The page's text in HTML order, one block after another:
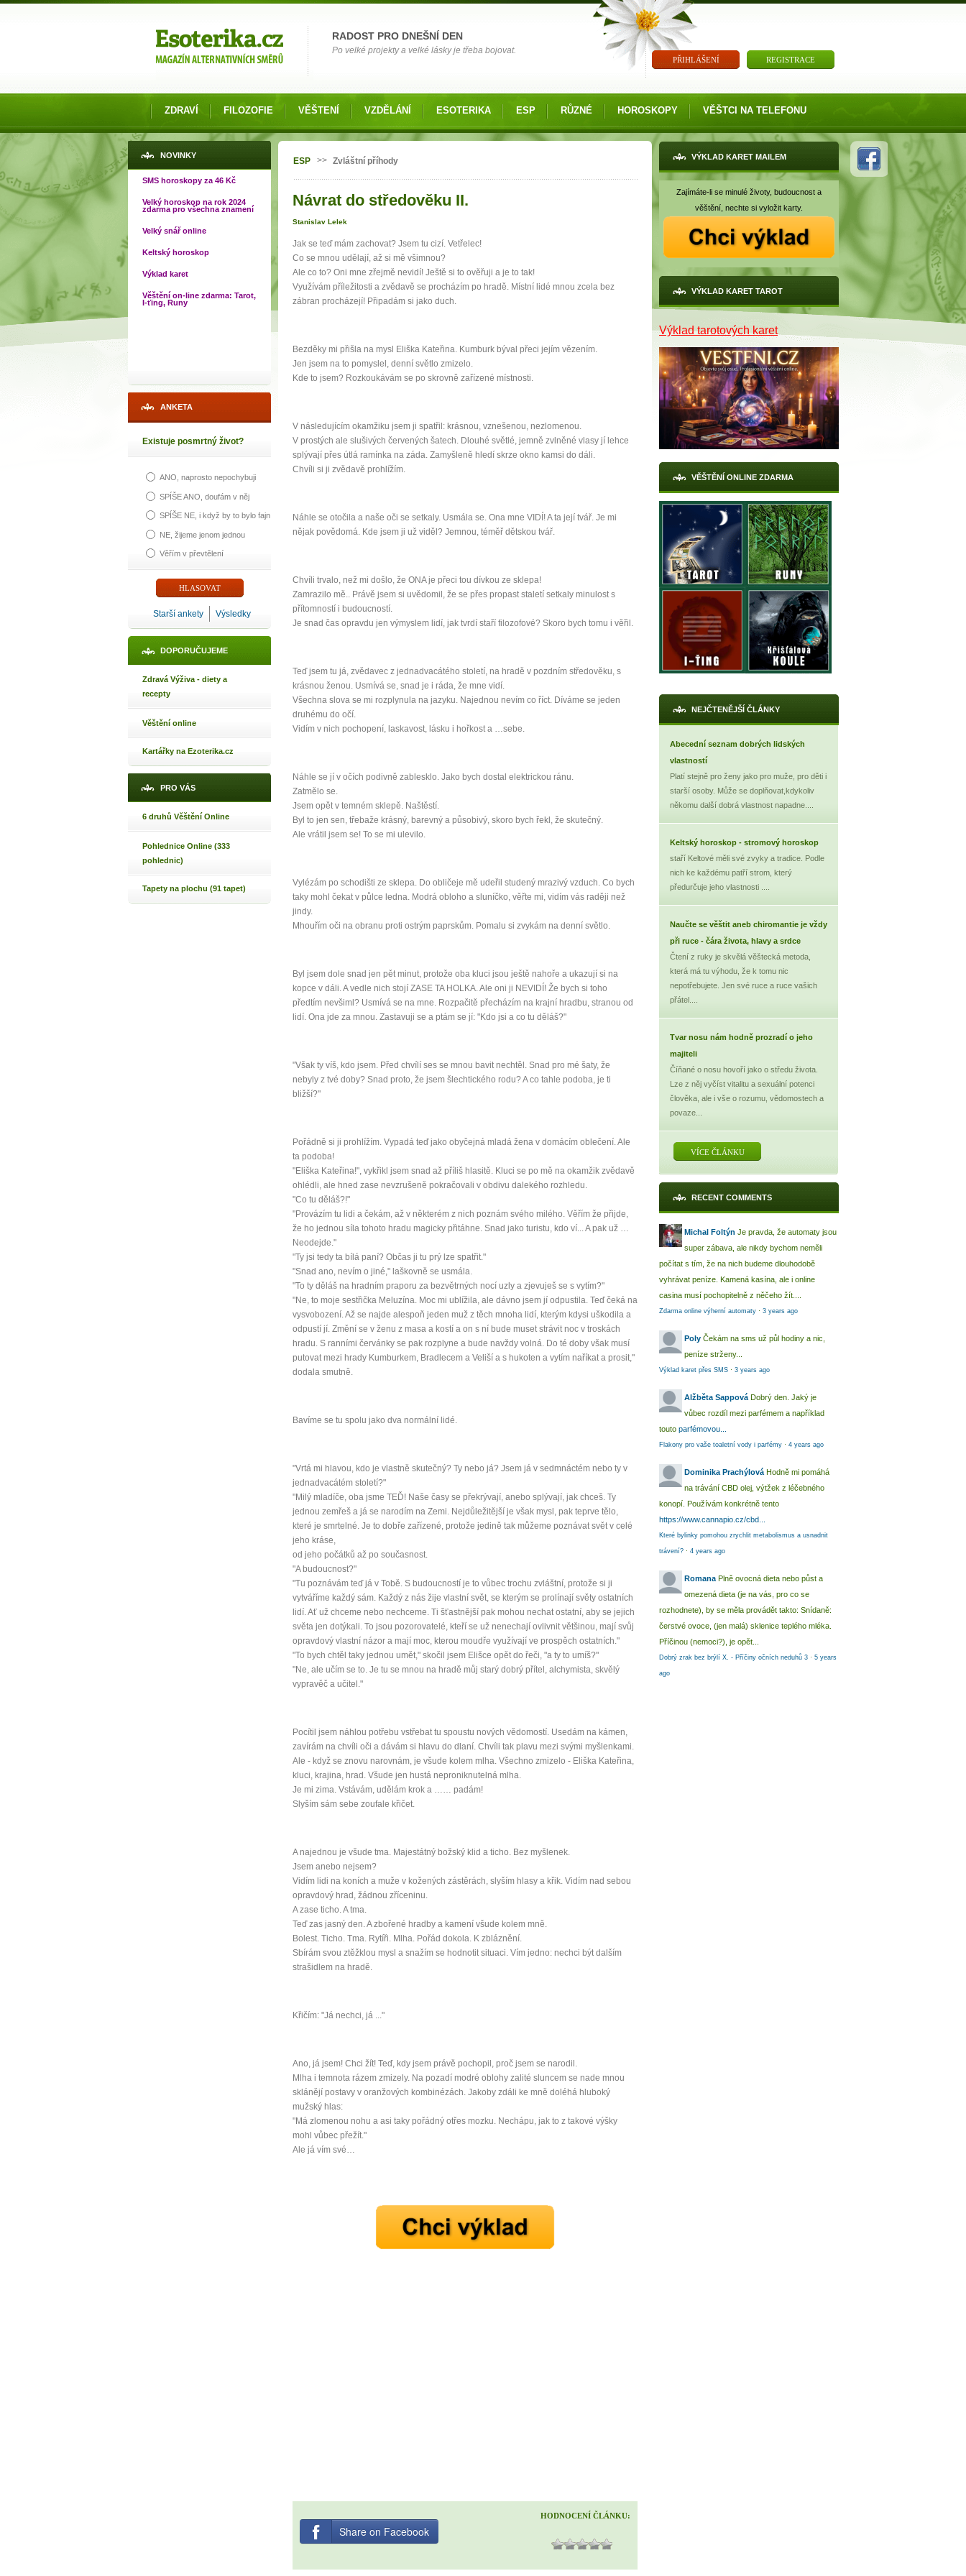
10 tipů pro zdravý a
plnohodnotný život
Máte pocit, že jste unaveni hned jak ráno vstanete?
Nemusí to tak být - ZJISTĚTE ZDARMA!
Jak vnést do života rovnováhu
Jak být šťastnější
RADOST PRO DNEŠNÍ DEN
Po velké projekty a velké lásky je třeba bojovat.
PŘIHLÁŠENÍ REGISTRACE
ZDRAVÍ FILOZOFIE VĚŠTENÍ VZDĚLÁNÍ ESOTERIKA ESP RŮZNÉ HOROSKOPY VĚŠTCI NA TELEFONU
NOVINKY
SMS horoskopy za 46 Kč
Velký horoskop na rok 2024
zdarma pro všechna znamení
Velký snář online
Keltský horoskop
Výklad karet
Věštění on-line zdarma: Tarot,
I-ťing, Runy
ANKETA
Existuje posmrtný život?
ANO, naprosto nepochybuji
SPÍŠE ANO, doufám v něj
SPÍŠE NE, i když by to bylo fajn
NE, žijeme jenom jednou
Věřím v převtělení
Starší ankety Výsledky
DOPORUČUJEME
Zdravá Výživa - diety a
recepty
Věštění online
Kartářky na Ezoterika.cz
PRO VÁS
6 druhů Věštění Online
Pohlednice Online (333
pohlednic)
Tapety na plochu (91 tapet)
Jste zde
ESP >> Zvláštní příhody
Návrat do středověku II.
Stanislav Lelek
Jak se teď mám zachovat? Jsem tu cizí. Vetřelec!
Co se mnou udělají, až si mě všimnou?
Ale co to? Oni mne zřejmě nevidí! Ještě si to ověřuji a je to tak!
Využívám příležitosti a zvědavě se procházím po hradě. Místní lidé mnou zcela bez
zábran procházejí! Připadám si jako duch.
Bezděky mi přišla na mysl Eliška Kateřina. Kumburk býval přeci jejím vězením.
Jen jsem na to pomyslel, denní světlo zmizelo.
Kde to jsem? Rozkoukávám se po skrovně zařízené místnosti.
V následujícím okamžiku jsem ji spatřil: krásnou, vznešenou, nezlomenou.
V prostých ale slušivých červených šatech. Dlouhé světlé, jemně zvlněné vlasy jí lehce
splývají přes útlá ramínka na záda. Zamyšleně hledí skrze okno kamsi do dáli.
Chvíli si ji zvědavě prohlížím.
Náhle se otočila a naše oči se setkaly. Usmála se. Ona mne VIDÍ! A ta její tvář. Je mi
nějak povědomá. Kde jsem ji už viděl? Jemnou, téměř dětskou tvář.
Chvíli trvalo, než mi došlo, že ONA je přeci tou dívkou ze sklepa!
Zamrazilo mě.. Právě jsem si uvědomil, že se přes propast staletí setkaly minulost s
přítomností i budoucností.
Je snad čas opravdu jen výmyslem lidí, jak tvrdí staří filozofové? Skoro bych tomu i věřil.
Teď jsem tu já, zvědavec z jednadvacátého století, na hradě v pozdním středověku, s
krásnou ženou. Usmívá se, snad je i ráda, že mne vidí.
Všechna slova se mi rozplynula na jazyku. Najednou nevím co říct. Díváme se jeden
druhému do očí.
Vidím v nich pochopení, laskavost, lásku i hořkost a …sebe.
Náhle se jí v očích podivně zablesklo. Jako bych dostal elektrickou ránu.
Zatmělo se.
Jsem opět v temném sklepě. Naštěstí.
Byl to jen sen, třebaže krásný, barevný a působivý, skoro bych řekl, že skutečný.
Ale vrátil jsem se! To se mi ulevilo.
Vylézám po schodišti ze sklepa. Do obličeje mě udeřil studený mrazivý vzduch. Co bych
taky mohl čekat v půlce ledna. Modrá obloho a sluníčko, věřte mi, vidím vás raději než
jindy.
Mhouřím oči na obranu proti ostrým paprskům. Pomalu si zvykám na denní světlo.
Byl jsem dole snad jen pět minut, protože oba kluci jsou ještě nahoře a ukazují si na
kopce v dáli. A vedle nich stojí ZASE TA HOLKA. Ale oni ji NEVIDÍ! Že bych si toho
předtím nevšiml? Usmívá se na mne. Rozpačitě přecházím na krajní hradbu, stranou od
lidí. Ona jde za mnou. Zastavuji se a ptám se jí: "Kdo jsi a co tu děláš?"
"Však ty víš, kdo jsem. Před chvílí ses se mnou bavit nechtěl. Snad pro mé šaty, že
nebyly z tvé doby? Snad proto, že jsem šlechtického rodu? A co tahle podoba, je ti
bližší?"
Pořádně si ji prohlížím. Vypadá teď jako obyčejná mladá žena v domácím oblečení. Ale
ta podoba!
"Eliška Kateřina!", vykřikl jsem snad až příliš hlasitě. Kluci se po mě na okamžik zvědavě
ohlédli, ale hned zase nevzrušeně pokračovali v obdivu dalekého rozhledu.
"Co tu děláš?!"
"Provázím tu lidi a čekám, až v některém z nich poznám svého milého. Věřím že přijde,
že ho jednou síla tohoto hradu magicky přitáhne. Snad jako turistu, kdo ví... A pak už …
Neodejde."
"Ty jsi tedy ta bílá paní? Občas ji tu prý lze spatřit."
"Snad ano, nevím o jiné," laškovně se usmála.
"To ty děláš na hradním praporu za bezvětrných nocí uzly a zjevuješ se s vytím?"
"Ne, to moje sestřička Meluzína. Moc mi ublížila, ale dávno jsem jí odpustila. Teď čeká na
vysvobození. Až se najde alespoň jeden muž z těch mnoha lidí, kterým kdysi uškodila a
odpustí jí. Změní se v ženu z masa a kostí a on s ní bude muset strávit noc v troskách
hradu. S ranními červánky se pak rozplyne a bude navždy volná. Do té doby však musí
putovat mezi hrady Kumburkem, Bradlecem a Veliší a s hukoten a vytím naříkat a prosit,"
dodala smutně.
Bavíme se tu spolu jako dva normální lidé.
"Vrtá mi hlavou, kdo je vlastně skutečný? Ty nebo já? Jsem já v sedmnáctém nebo ty v
jednadvacátém století?"
"Milý mladíče, oba jsme TEĎ! Naše časy se překrývají, anebo splývají, jak chceš. Ty
jednou zemřeš a já se narodím na Zemi. Nejdůležitější je však mysl, pak teprve tělo,
které je smrtelné. Je to dobře zařízené, protože jedině tak můžeme poznávat svět v celé
jeho kráse,
od jeho počátků až po současnost.
"A budoucnost?"
"Tu poznávám teď já v Tobě. S budoucností je to vůbec trochu zvláštní, protože si ji
vytváříme každý sám. Každý z nás žije vlastní svět, se kterým se prolínají světy ostatních
lidí. Ať už chceme nebo nechceme. Ti šťastnější pak mohou nechat ostatní, aby se jejich
světa jen dotýkali. To jsou pozorovatelé, kteří se už nenechají ovlivnit většinou, mají svůj
opravdový vlastní názor a mají moc, kterou moudře využívají ve prospěch ostatních."
"To bych chtěl taky jednou umět," skočil jsem Elišce opět do řeči, "a ty to umíš?"
"Ne, ale učím se to. Je tu se mnou na hradě můj starý dobrý přítel, alchymista, skvělý
vypravěč a učitel."
Pocítil jsem náhlou potřebu vstřebat tu spoustu nových vědomostí. Usedám na kámen,
zavírám na chvíli oči a dávám si hlavu do dlaní. Chvíli tak plavu mezi svými myšlenkami.
Ale - když se znovu narovnám, je všude kolem mlha. Všechno zmizelo - Eliška Kateřina,
kluci, krajina, hrad. Všude jen hustá neproniknutelná mlha.
Je mi zima. Vstávám, udělám krok a …… padám!
Slyším sám sebe zoufale křičet.
A najednou je všude tma. Majestátný božský klid a ticho. Bez myšlenek.
Jsem anebo nejsem?
Vidím lidi na koních a muže v kožených zástěrách, slyším hlasy a křik. Vidím nad sebou
opravdový hrad, žádnou zříceninu.
A zase ticho. A tma.
Teď zas jasný den. A zbořené hradby a kamení všude kolem mně.
Bolest. Ticho. Tma. Rytíři. Mlha. Pořád dokola. K zbláznění.
Sbírám svou ztěžklou mysl a snažím se hodnotit situaci. Vím jedno: nechci být dalším
strašidlem na hradě.
Křičím: "Já nechci, já ..."
Ano, já jsem! Chci žít! Teď, kdy jsem právě pochopil, proč jsem se narodil.
Mlha i temnota rázem zmizely. Na pozadí modré oblohy zalité sluncem se nade mnou
sklánějí postavy v oranžových kombinézách. Jakoby zdáli ke mně doléhá hluboký
mužský hlas:
"Má zlomenou nohu a asi taky pořádný otřes mozku. Nechápu, jak to z takové výšky
mohl vůbec přežít."
Ale já vím své…
HODNOCENÍ ČLÁNKU:
Share on Facebook
VÝKLAD KARET MAILEM
Zajímáte-li se minulé životy, budoucnost a
věštění, nechte si vyložit karty.
VÝKLAD KARET TAROT
Výklad tarotových karet
VĚŠTĚNÍ ONLINE ZDARMA
NEJČTENĚJŠÍ ČLÁNKY
Abecední seznam dobrých lidských
vlastností
Platí stejně pro ženy jako pro muže, pro děti i
starší osoby. Může se doplňovat,kdykoliv
někomu další dobrá vlastnost napadne....
Keltský horoskop - stromový horoskop
staří Keltové měli své zvyky a tradice. Podle
nich ke každému patří strom, který
předurčuje jeho vlastnosti ....
Naučte se věštit aneb chiromantie je vždy
při ruce - čára života, hlavy a srdce
Čtení z ruky je skvělá věštecká metoda,
která má tu výhodu, že k tomu nic
nepotřebujete. Jen své ruce a ruce vašich
přátel....
Tvar nosu nám hodně prozradí o jeho
majiteli
Číňané o nosu hovoří jako o středu života.
Lze z něj vyčíst vitalitu a sexuální potenci
člověka, ale i vše o rozumu, vědomostech a
povaze...
VÍCE ČLÁNKU
RECENT COMMENTS
Michal Foltýn Je pravda, že automaty jsou
super zábava, ale nikdy bychom neměli
počítat s tím, že na nich budeme dlouhodobě
vyhrávat peníze. Kamená kasína, ale i online
casina musí pochopitelně z něčeho žít....
Zdarma online výherní automaty · 3 years ago
Poly Čekám na sms už půl hodiny a nic,
peníze strženy...
Výklad karet přes SMS · 3 years ago
Alžběta Sappová Dobrý den. Jaký je
vůbec rozdíl mezi parfémem a například
touto parfémovou...
Flakony pro vaše toaletní vody i parfémy · 4 years ago
Dominika Prachýlová Hodně mi pomáhá
na trávání CBD olej, výtžek z léčebného
konopí. Používám konkrétně tento
https://www.cannapio.cz/cbd...
Které bylinky pomohou zrychlit metabolismus a usnadnit
trávení? · 4 years ago
Romana Plně ovocná dieta nebo půst a
omezená dieta (je na vás, pro co se
rozhodnete), by se měla provádět takto: Snídaně:
čerstvé ovoce, (jen malá) sklenice teplého mléka.
Příčinou (nemoci?), je opět...
Dobrý zrak bez brýlí X. - Příčiny očních neduhů 3 · 5 years
ago